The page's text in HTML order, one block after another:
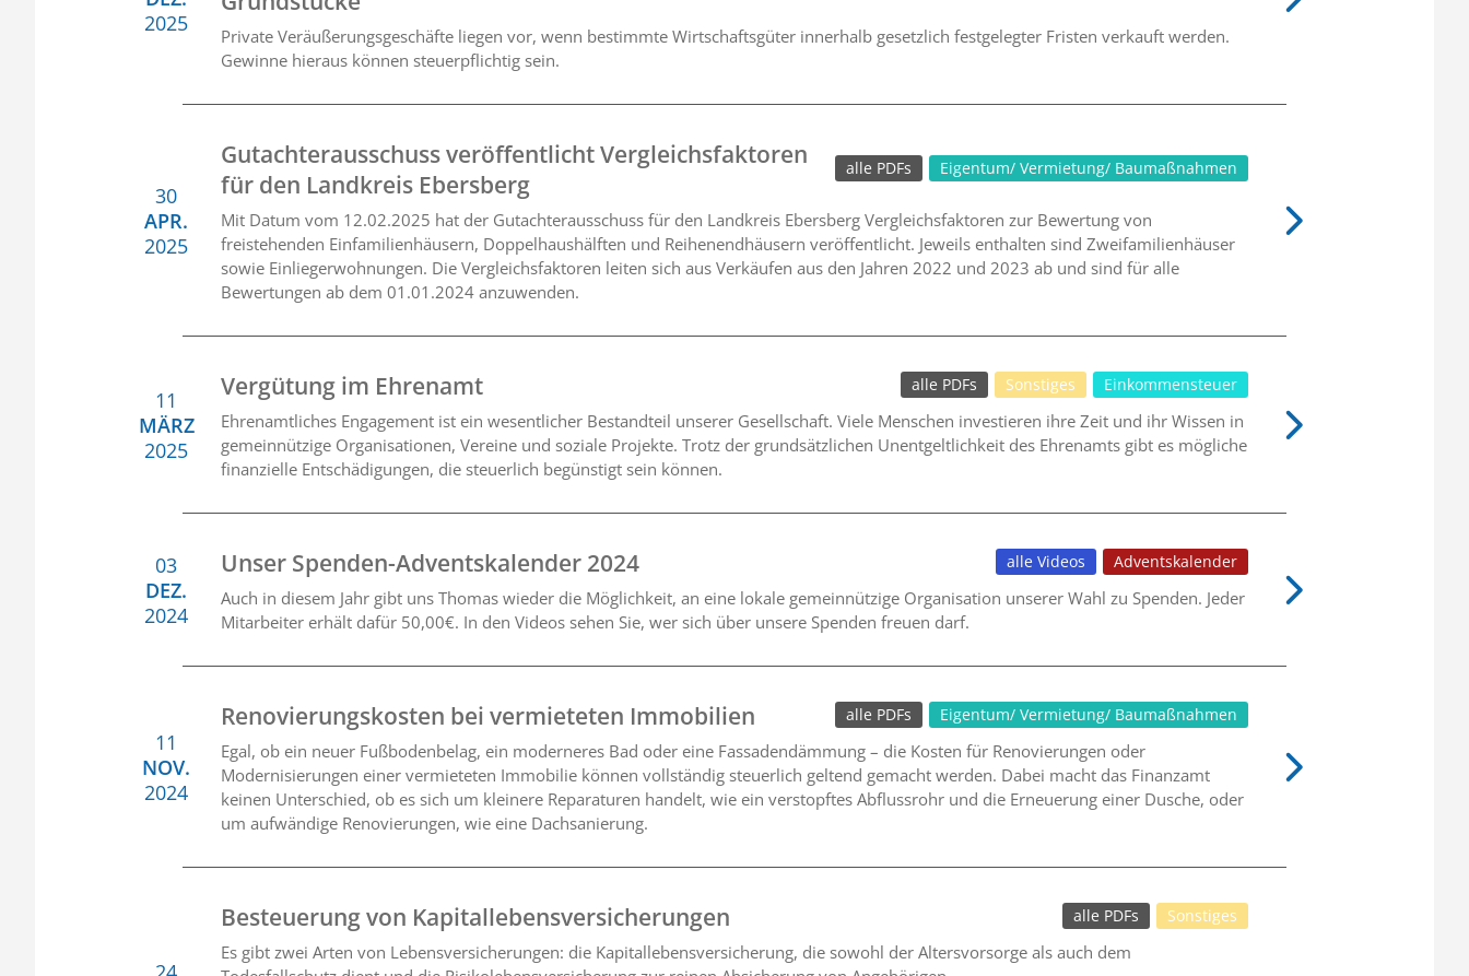
2025
Private Veräußerungsgeschäfte liegen vor, wenn bestimmte Wirtschaftsgüter innerhalb gesetzlich festgelegter Fristen verkauft werden.
Gewinne hieraus können steuerpflichtig sein.
30
APR.
2025
Gutachterausschuss veröffentlicht Vergleichsfaktoren
für den Landkreis Ebersberg
Eigentum/ Vermietung/ Baumaßnahmen
alle PDFs
Mit Datum vom 12.02.2025 hat der Gutachterausschuss für den Landkreis Ebersberg Vergleichsfaktoren zur Bewertung von
freistehenden Einfamilienhäusern, Doppelhaushälften und Reihenendhäusern veröffentlicht. Jeweils enthalten sind Zweifamilienhäuser
sowie Einliegerwohnungen. Die Vergleichsfaktoren leiten sich aus Verkäufen aus den Jahren 2022 und 2023 ab und sind für alle
Bewertungen ab dem 01.01.2024 anzuwenden.
11
MÄRZ
2025
Vergütung im Ehrenamt Einkommensteuer
Sonstiges
alle PDFs
Ehrenamtliches Engagement ist ein wesentlicher Bestandteil unserer Gesellschaft. Viele Menschen investieren ihre Zeit und ihr Wissen in
gemeinnützige Organisationen, Vereine und soziale Projekte. Trotz der grundsätzlichen Unentgeltlichkeit des Ehrenamts gibt es mögliche
finanzielle Entschädigungen, die steuerlich begünstigt sein können.
03
DEZ.
2024
Unser Spenden-Adventskalender 2024 Adventskalender
alle Videos
Auch in diesem Jahr gibt uns Thomas wieder die Möglichkeit, an eine lokale gemeinnützige Organisation unserer Wahl zu Spenden. Jeder
Mitarbeiter erhält dafür 50,00€. In den Videos sehen Sie, wer sich über unsere Spenden freuen darf.
11
NOV.
2024
Renovierungskosten bei vermieteten Immobilien Eigentum/ Vermietung/ Baumaßnahmen
alle PDFs
Egal, ob ein neuer Fußbodenbelag, ein moderneres Bad oder eine Fassadendämmung – die Kosten für Renovierungen oder
Modernisierungen einer vermieteten Immobilie können vollständig steuerlich geltend gemacht werden. Dabei macht das Finanzamt
keinen Unterschied, ob es sich um kleinere Reparaturen handelt, wie ein verstopftes Abflussrohr und die Erneuerung einer Dusche, oder
um aufwändige Renovierungen, wie eine Dachsanierung.
Besteuerung von Kapitallebensversicherungen Sonstiges
alle PDFs
Es gibt zwei Arten von Lebensversicherungen: die Kapitallebensversicherung, die sowohl der Altersvorsorge als auch dem